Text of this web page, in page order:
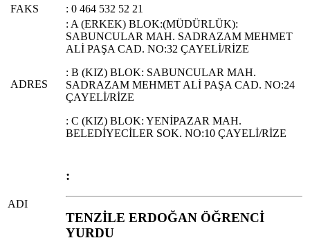
FAKS
: 0 464 532 52 21
ADRES
: A (ERKEK) BLOK:(MÜDÜRLÜK):
SABUNCULAR MAH. SADRAZAM MEHMET
ALİ PAŞA CAD. NO:32 ÇAYELİ/RİZE
: B (KIZ) BLOK: SABUNCULAR MAH.
SADRAZAM MEHMET ALİ PAŞA CAD. NO:24
ÇAYELİ/RİZE
: C (KIZ) BLOK: YENİPAZAR MAH.
BELEDİYECİLER SOK. NO:10 ÇAYELİ/RİZE
ADI
:
TENZİLE ERDOĞAN ÖĞRENCİ
YURDU